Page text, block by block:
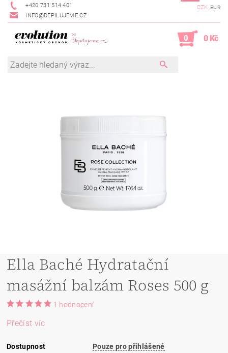
+420 731 514 401
INFO@DEPILUJEME.CZ
CZK EUR
0 0 Kč
Ella Baché Hydratační
masážní balzám Roses 500 g
1 hodnocení
Přečíst víc
Dostupnost Pouze pro přihlášené